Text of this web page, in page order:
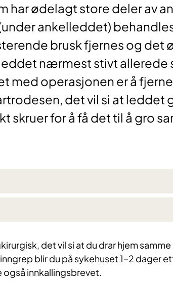
har ødelagt store deler av
ankelleddet)
brusk fjernes og
nærmest stivt allerede
med operasjonen er å
det vil si at leddet
skruer for å få det til å gro
det vil si at du drar hjem
blir du på sykehuset 1–2 dager
også innkallingsbrevet.